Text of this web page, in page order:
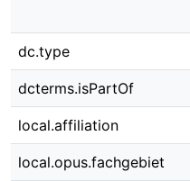
dc.type
dcterms.isPartOf
local.affiliation
local.opus.fachgebiet